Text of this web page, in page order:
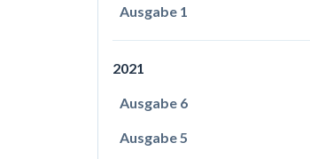
Ausgabe 1
2021
Ausgabe 6
Ausgabe 5